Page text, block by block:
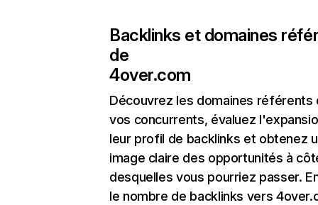
Backlinks et domaines
de
4over.com
Découvrez les domaines référents
vos concurrents, évaluez
leur profil de backlinks et obtenez
image claire des opportunités à
desquelles vous pourriez passer.
le nombre de backlinks vers